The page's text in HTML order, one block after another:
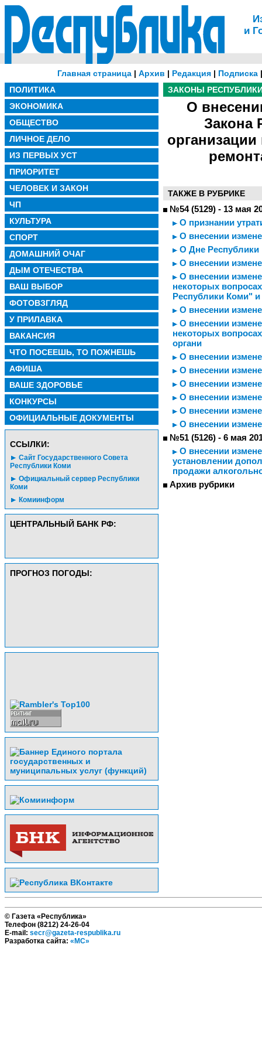
и
Главная страница | Архив | Редакция | Подписка
ПОЛИТИКА
ЭКОНОМИКА
ОБЩЕСТВО
ЛИЧНОЕ ДЕЛО
ИЗ ПЕРВЫХ УСТ
ПРИОРИТЕТ
ЧЕЛОВЕК И ЗАКОН
ЧП
КУЛЬТУРА
СПОРТ
ДОМАШНИЙ ОЧАГ
ДЫМ ОТЕЧЕСТВА
ВАШ ВЫБОР
ФОТОВЗГЛЯД
У ПРИЛАВКА
ВАКАНСИЯ
ЧТО ПОСЕЕШЬ, ТО ПОЖНЕШЬ
АФИША
ВАШЕ ЗДОРОВЬЕ
КОНКУРСЫ
ОФИЦИАЛЬНЫЕ ДОКУМЕНТЫ
CСЫЛКИ:
Сайт Государственного Совета
Республики Коми
Официальный сервер Республики
Коми
Комиинформ
ЦЕНТРАЛЬНЫЙ БАНК РФ:
ПРОГНОЗ ПОГОДЫ:
ЗАКОНЫ
О
Закона
ТАКЖЕ В РУБРИКЕ
№54 (5129) - 13 мая
О признании
О внесении
О Дне Республики
О внесении
О внесении
некоторых
Республики Коми" и
О внесении
О внесении
некоторых
органи
О внесении
О внесении
О внесении
О внесении
О внесении
О внесении
№51 (5126) - 6 мая
О внесении
установлении
продажи
Архив рубрики
© Газета «Республика»
Телефон (8212) 24-26-04
E-mail: secr@gazeta-respublika.ru
Разработка сайта: «МС»